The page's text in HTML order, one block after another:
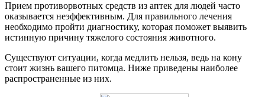
Прием противорвотных средств из аптек для людей часто
оказывается неэффективным. Для правильного лечения
необходимо пройти диагностику, которая поможет выявить
истинную причину тяжелого состояния животного.
Существуют ситуации, когда медлить нельзя, ведь на кону
стоит жизнь вашего питомца. Ниже приведены наиболее
распространенные из них.